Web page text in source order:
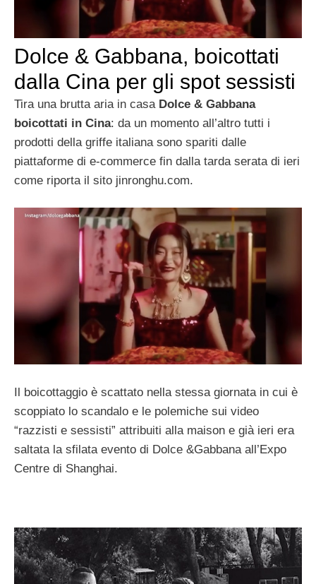
Dolce & Gabbana, boicottati
dalla Cina per gli spot sessisti
Tira una brutta aria in casa Dolce & Gabbana
boicottati in Cina: da un momento all’altro tutti i
prodotti della griffe italiana sono spariti dalle
piattaforme di e-commerce fin dalla tarda serata di ieri
come riporta il sito jinronghu.com.
Il boicottaggio è scattato nella stessa giornata in cui è
scoppiato lo scandalo e le polemiche sui video
“razzisti e sessisti” attribuiti alla maison e già ieri era
saltata la sfilata evento di Dolce &Gabbana all’Expo
Centre di Shanghai.